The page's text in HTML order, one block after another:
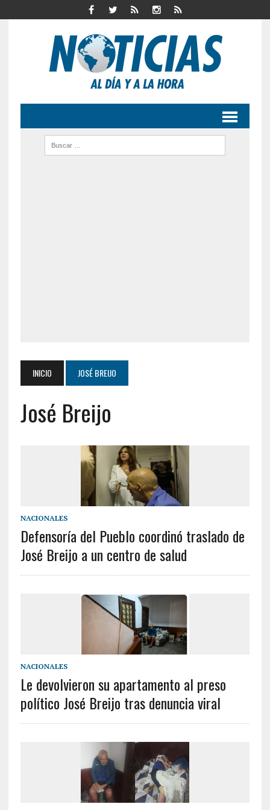
INICIO JOSÉ BREIJO
José Breijo
NACIONALES
Defensoría del Pueblo coordinó traslado de
José Breijo a un centro de salud
NACIONALES
Le devolvieron su apartamento al preso
político José Breijo tras denuncia viral